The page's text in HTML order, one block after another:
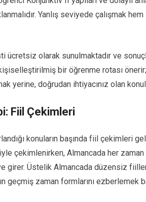
Yanlış seviyede çalışmak
ücretsiz olarak sunulmaktadır ve
bir öğrenme rotası
yerine, doğrudan ihtiyacınız olan
Fiil Çekimleri
konuların başında fiil çekimleri
çekimlenirken, Almancada her zaman
girer. Üstelik Almancada düzensiz
geçmiş zaman formlarını ezberlemek